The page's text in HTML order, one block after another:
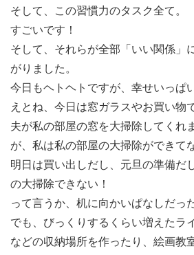
そして、この習慣力のタスク全て。
すごいです！
そして、それらが全部「いい関係」
がりました。
今日もヘトヘトですが、幸せいっぱ
えとね、今日は窓ガラスやお買い物
夫が私の部屋の窓を大掃除してくれ
が、私は私の部屋の大掃除ができて
明日は買い出しだし、元旦の準備だ
の大掃除できない！
って言うか、机に向かいぱなしだっ
でも、びっくりするくらい増えたラ
などの収納場所を作ったり、絵画教